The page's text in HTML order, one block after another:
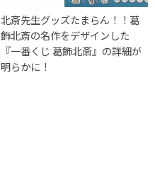
北斎先生グッズたまらん！！葛
飾北斎の名作をデザインした
『一番くじ 葛飾北斎』の詳細が
明らかに！